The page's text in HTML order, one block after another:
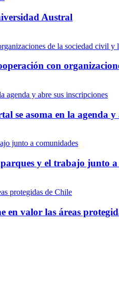
Austral
con
se asoma en la agenda y
y el trabajo junto
en valor las áreas